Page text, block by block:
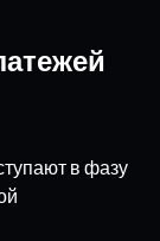
в фазу